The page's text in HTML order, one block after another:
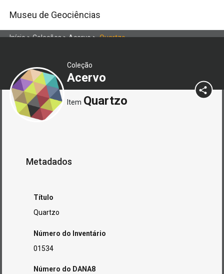
Museu de Geociências
Início>Coleções>Acervo>Quartzo
Coleção
Acervo
Item Quartzo
Metadados
Título
Quartzo
Número do Inventário
01534
Número do DANA8